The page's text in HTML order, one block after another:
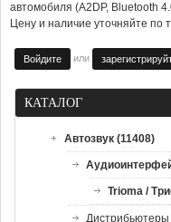
автомобиля (A2DP, Bluetooth
Цену и наличие уточняйте по
Войдите или
КАТАЛОГ
Автозвук (11408)
Trioma /
Дистрибьютеры